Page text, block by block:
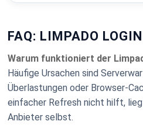
FAQ: LIMPADO
Warum funktioniert der
Häufige Ursachen sind
Überlastungen oder Browser-
einfacher Refresh nicht hilft,
Anbieter selbst.